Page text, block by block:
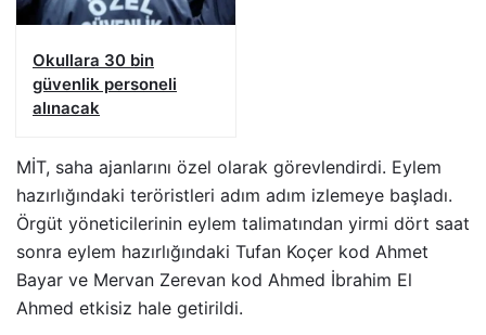
Okullara 30 bin
güvenlik personeli
alınacak
MİT, saha ajanlarını özel olarak görevlendirdi. Eylem
hazırlığındaki teröristleri adım adım izlemeye başladı.
Örgüt yöneticilerinin eylem talimatından yirmi dört saat
sonra eylem hazırlığındaki Tufan Koçer kod Ahmet
Bayar ve Mervan Zerevan kod Ahmed İbrahim El
Ahmed etkisiz hale getirildi.